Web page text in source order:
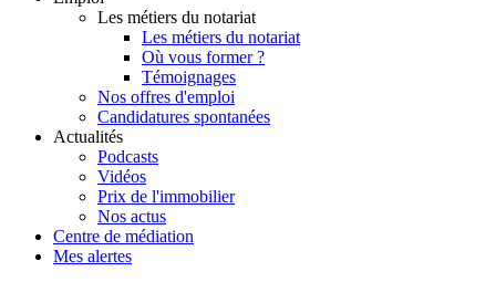
Les métiers du notariat
Les métiers du notariat
Où vous former ?
Témoignages
Nos offres d'emploi
Candidatures spontanées
Actualités
Podcasts
Vidéos
Prix de l'immobilier
Nos actus
Centre de médiation
Mes alertes